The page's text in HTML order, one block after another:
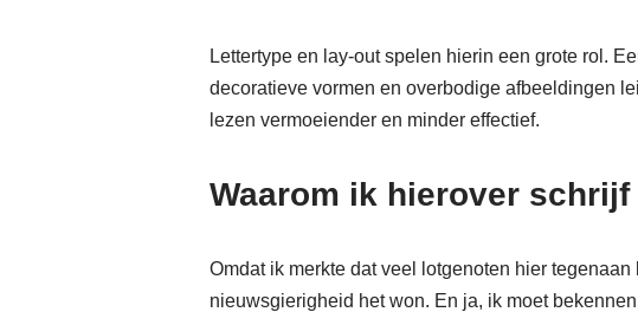
Lettertype en lay-out spelen hierin een grote rol.
decoratieve vormen en overbodige afbeeldingen
lezen vermoeiender en minder effectief.
Waarom ik hierover schrijf
Omdat ik merkte dat veel lotgenoten hier
nieuwsgierigheid het won. En ja, ik moet